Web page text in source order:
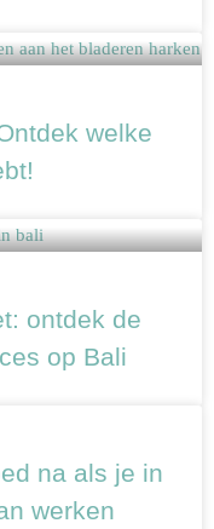
welke
ontdek de
op Bali
na als je in
werken